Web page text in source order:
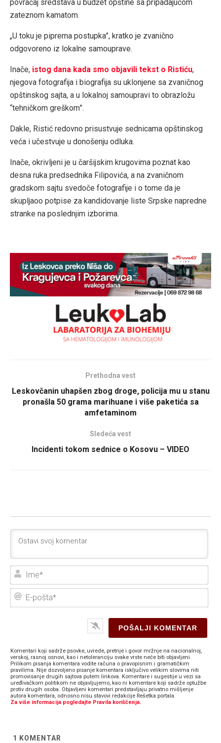
povraćaj sredstava u budžet opštine sa pripadajućom
zateznom kamatom.
„U toku je piprema postupka”, kratko je zvanično
odgovoreno iz lokalne samouprave.
Inače, istog dana kada smo objavili tekst o Ristiću,
njegova fotografija i biografija su uklonjene sa zvaničnog
opštinskog sajta, a u lokalnoj samoupravi to obrazložu
“tehničkom greškom”.
Dakle, Ristić redovno prisustvuje sednicama opštinskog
veća i učestvuje u donošenju odluka.
Inače, okrivljeni je u čaršijskim krugovima poznat kao
desna ruka predsednika Filipovića, a na zvaničnom
gradskom sajtu svedoče fotografije i o tome da je
skupljaoo potpise za kandidovanje liste Srpske napredne
stranke na poslednjim izborima.
Prethodna vest
Leskovčanin uhapšen zbog droge, policija mu u stanu
pronašla 50 grama marihuane i više paketića sa
amfetaminom
Sledeća vest
Incidenti tokom sednice o Kosovu – VIDEO
E-
Komentari koji sadrže psovke, uvrede, pretnje i govor mržnje na nacionalnoj,
verskoj, rasnoj osnovi, kao i netoleranciju svake vrste neće biti objavljeni.
Prilikom pisanja komentara vodite računa o pravopisnim i gramatičkim
pravilima. Nije dozvoljeno pisanje komentara isključivo velikim slovima niti
promovisanje drugih sajtova putem linkova. Komentare i sugestije u vezi sa
uređivačkom politikom ne objavljujemo, kao ni komentare koji sadrže optužbe
protiv drugih osoba. Objavljeni komentari predstavljaju privatno mišljenje
autora komentara, odnosno nisu stavovi redakcije Rešetka portala.
Za više informacija pogledajte Pravila korišćenja.
1 KOMENTAR